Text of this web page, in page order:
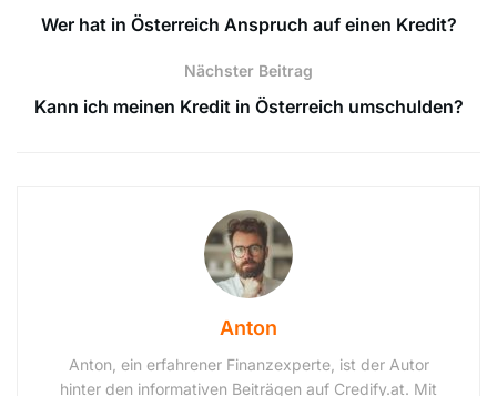
Wer hat in Österreich Anspruch auf einen Kredit?
Nächster Beitrag
Kann ich meinen Kredit in Österreich umschulden?
Anton
Anton, ein erfahrener Finanzexperte, ist der Autor
hinter den informativen Beiträgen auf Credify.at. Mit